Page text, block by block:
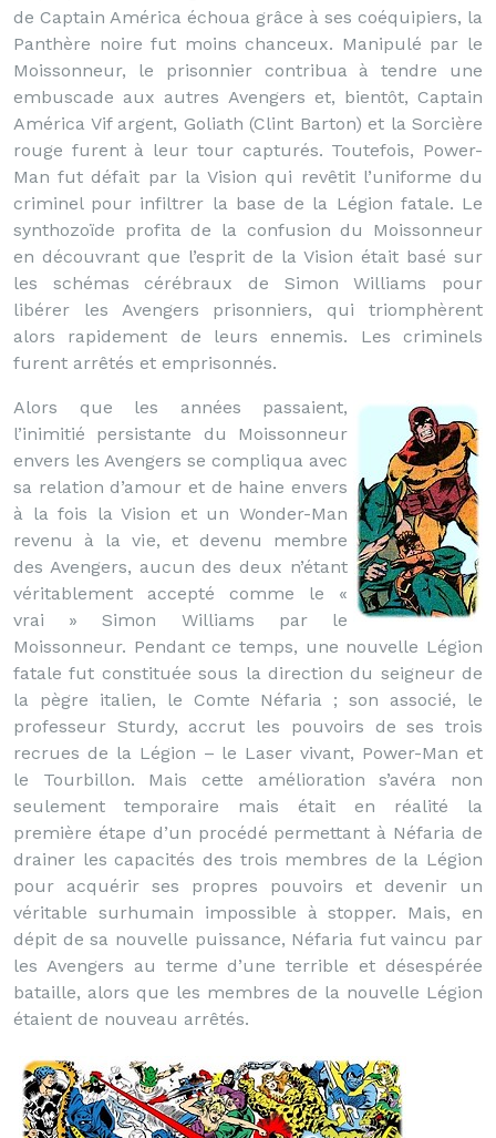
de Captain América échoua grâce à ses coéquipiers, la
Panthère noire fut moins chanceux. Manipulé par le
Moissonneur, le prisonnier contribua à tendre une
embuscade aux autres Avengers et, bientôt, Captain
América Vif argent, Goliath (Clint Barton) et la Sorcière
rouge furent à leur tour capturés. Toutefois, Power-
Man fut défait par la Vision qui revêtit l’uniforme du
criminel pour infiltrer la base de la Légion fatale. Le
synthozoïde profita de la confusion du Moissonneur
en découvrant que l’esprit de la Vision était basé sur
les schémas cérébraux de Simon Williams pour
libérer les Avengers prisonniers, qui triomphèrent
alors rapidement de leurs ennemis. Les criminels
furent arrêtés et emprisonnés.
Alors que les années passaient,
l’inimitié persistante du Moissonneur
envers les Avengers se compliqua avec
sa relation d’amour et de haine envers
à la fois la Vision et un Wonder-Man
revenu à la vie, et devenu membre
des Avengers, aucun des deux n’étant
véritablement accepté comme le «
vrai » Simon Williams par le
Moissonneur. Pendant ce temps, une nouvelle Légion
fatale fut constituée sous la direction du seigneur de
la pègre italien, le Comte Néfaria ; son associé, le
professeur Sturdy, accrut les pouvoirs de ses trois
recrues de la Légion – le Laser vivant, Power-Man et
le Tourbillon. Mais cette amélioration s’avéra non
seulement temporaire mais était en réalité la
première étape d’un procédé permettant à Néfaria de
drainer les capacités des trois membres de la Légion
pour acquérir ses propres pouvoirs et devenir un
véritable surhumain impossible à stopper. Mais, en
dépit de sa nouvelle puissance, Néfaria fut vaincu par
les Avengers au terme d’une terrible et désespérée
bataille, alors que les membres de la nouvelle Légion
étaient de nouveau arrêtés.